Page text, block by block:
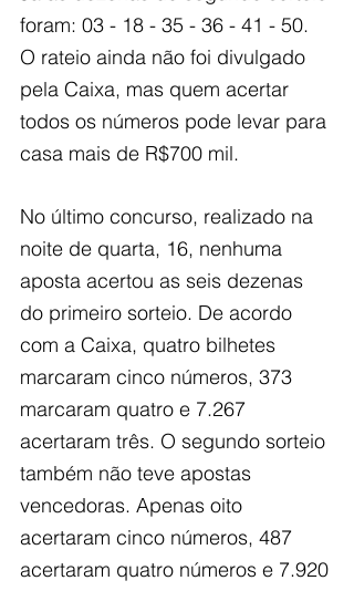
foram: 03 - 18 - 35 - 36 - 41 - 50.
O rateio ainda não foi divulgado
pela Caixa, mas quem acertar
todos os números pode levar para
casa mais de R$700 mil.
No último concurso, realizado na
noite de quarta, 16, nenhuma
aposta acertou as seis dezenas
do primeiro sorteio. De acordo
com a Caixa, quatro bilhetes
marcaram cinco números, 373
marcaram quatro e 7.267
acertaram três. O segundo sorteio
também não teve apostas
vencedoras. Apenas oito
acertaram cinco números, 487
acertaram quatro números e 7.920